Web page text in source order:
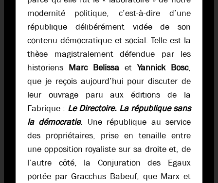
modernité politique, c’est-à-dire d’une
république délibérément vidée de son
contenu démocratique et social. Telle est la
thèse magistralement défendue par les
historiens Marc Belissa etYannick Bosc,
que je reçois aujourd’hui pour discuter de
leur ouvrage paru aux éditions de la
Fabrique : Le Directoire. La république sans
la démocratie. Une république au service
des propriétaires, prise en tenaille entre
une opposition royaliste sur sa droite et, de
l’autre côté, la Conjuration des Egaux
portée par Gracchus Babeuf, que Marx et